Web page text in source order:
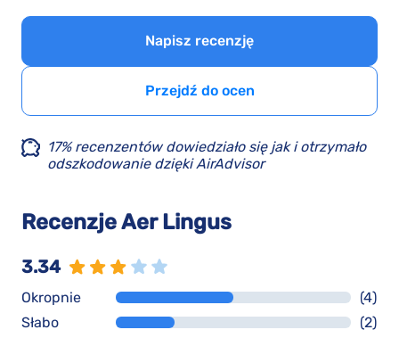
Napisz recenzję
Przejdź do ocen
17% recenzentów dowiedziało się jak i otrzymało
odszkodowanie dzięki AirAdvisor
Recenzje Aer Lingus
3.34
Okropnie
(4)
Słabo
(2)